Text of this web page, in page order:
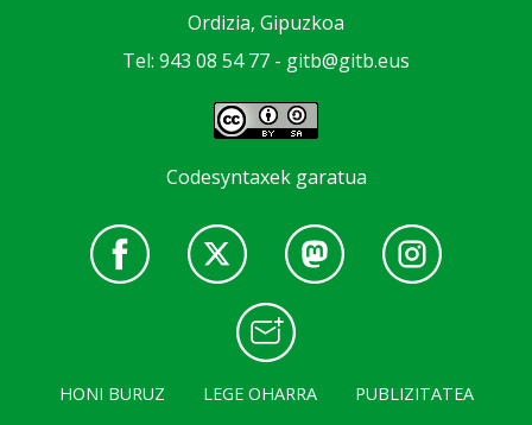
Ordizia, Gipuzkoa
Tel: 943 08 54 77 - gitb@gitb.eus
Codesyntaxek garatua
HONI BURUZ LEGE OHARRA
PUBLIZITATEA